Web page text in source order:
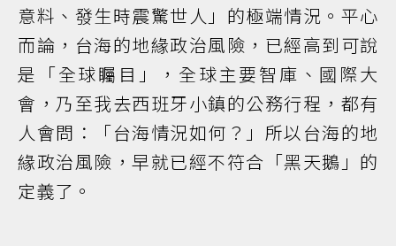
意料、發生時震驚世人」的極端情況。平心
而論，台海的地緣政治風險，已經高到可說
是「全球矚目」，全球主要智庫、國際大
會，乃至我去西班牙小鎮的公務行程，都有
人會問：「台海情況如何？」所以台海的地
緣政治風險，早就已經不符合「黑天鵝」的
定義了。